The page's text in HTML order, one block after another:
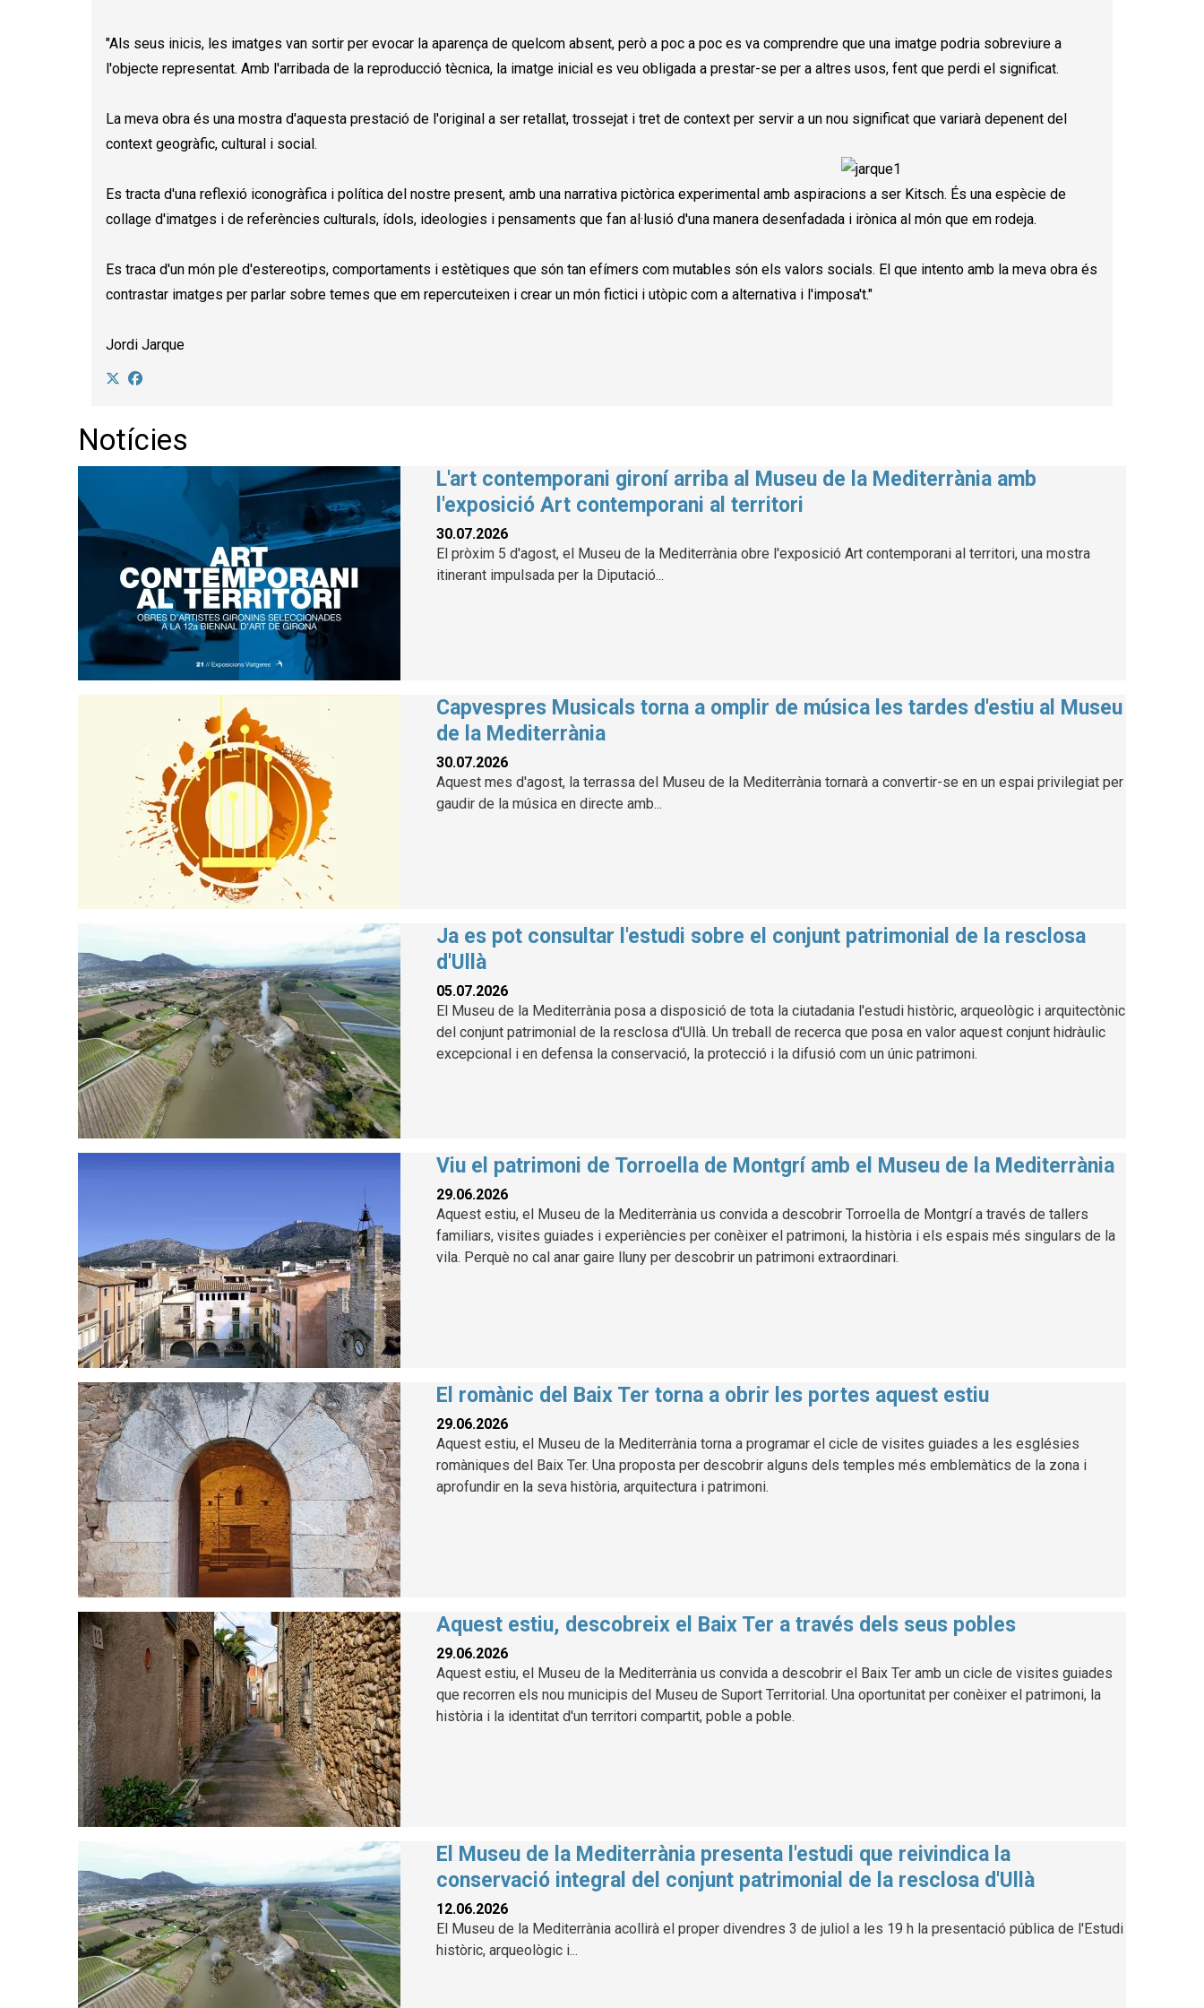
"Als seus inicis, les imatges van sortir per evocar la aparença de quelcom absent, però a poc a poc es va comprendre que una imatge podria sobreviure a
l'objecte representat. Amb l'arribada de la reproducció tècnica, la imatge inicial es veu obligada a prestar-se per a altres usos, fent que perdi el significat.
La meva obra és una mostra d'aquesta prestació de l'original a ser retallat, trossejat i tret de context per servir a un nou significat que variarà depenent del
context geogràfic, cultural i social.
Es tracta d'una reflexió iconogràfica i política del nostre present, amb una narrativa pictòrica experimental amb aspiracions a ser Kitsch. És una espècie de
collage d'imatges i de referències culturals, ídols, ideologies i pensaments que fan al·lusió d'una manera desenfadada i irònica al món que em rodeja.
Es traca d'un món ple d'estereotips, comportaments i estètiques que són tan efímers com mutables són els valors socials. El que intento amb la meva obra és
contrastar imatges per parlar sobre temes que em repercuteixen i crear un món fictici i utòpic com a alternativa i l'imposa't."
Jordi Jarque
Notícies
L'art contemporani gironí arriba al Museu de la Mediterrània amb
l'exposició Art contemporani al territori
30.07.2026
El pròxim 5 d'agost, el Museu de la Mediterrània obre l'exposició Art contemporani al territori, una mostra
itinerant impulsada per la Diputació...
Capvespres Musicals torna a omplir de música les tardes d'estiu al Museu
de la Mediterrània
30.07.2026
Aquest mes d'agost, la terrassa del Museu de la Mediterrània tornarà a convertir-se en un espai privilegiat per
gaudir de la música en directe amb...
Ja es pot consultar l'estudi sobre el conjunt patrimonial de la resclosa
d'Ullà
05.07.2026
El Museu de la Mediterrània posa a disposició de tota la ciutadania l'estudi històric, arqueològic i arquitectònic
del conjunt patrimonial de la resclosa d'Ullà. Un treball de recerca que posa en valor aquest conjunt hidràulic
excepcional i en defensa la conservació, la protecció i la difusió com un únic patrimoni.
Viu el patrimoni de Torroella de Montgrí amb el Museu de la Mediterrània
29.06.2026
Aquest estiu, el Museu de la Mediterrània us convida a descobrir Torroella de Montgrí a través de tallers
familiars, visites guiades i experiències per conèixer el patrimoni, la història i els espais més singulars de la
vila. Perquè no cal anar gaire lluny per descobrir un patrimoni extraordinari.
El romànic del Baix Ter torna a obrir les portes aquest estiu
29.06.2026
Aquest estiu, el Museu de la Mediterrània torna a programar el cicle de visites guiades a les esglésies
romàniques del Baix Ter. Una proposta per descobrir alguns dels temples més emblemàtics de la zona i
aprofundir en la seva història, arquitectura i patrimoni.
Aquest estiu, descobreix el Baix Ter a través dels seus pobles
29.06.2026
Aquest estiu, el Museu de la Mediterrània us convida a descobrir el Baix Ter amb un cicle de visites guiades
que recorren els nou municipis del Museu de Suport Territorial. Una oportunitat per conèixer el patrimoni, la
història i la identitat d'un territori compartit, poble a poble.
El Museu de la Mediterrània presenta l'estudi que reivindica la
conservació integral del conjunt patrimonial de la resclosa d'Ullà
12.06.2026
El Museu de la Mediterrània acollirà el proper divendres 3 de juliol a les 19 h la presentació pública de l'Estudi
històric, arqueològic i...